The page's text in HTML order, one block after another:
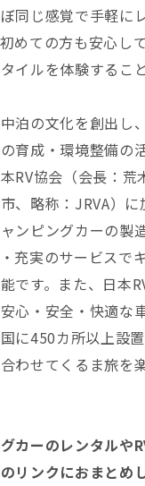
同じ感覚で手軽に
めての方も安心し
イルを体験するこ
泊の文化を創出し
育成・環境整備の
RV協会（会長：荒
、略称：JRVA）に
ンピングカーの製
充実のサービスで
です。また、日本
心・安全・快適な
に450カ所以上設
わせてくるま旅を
カーのレンタルや
リンクにおまとめ